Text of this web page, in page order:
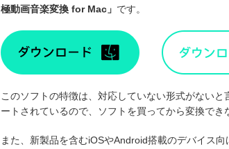
極動画音楽変換 for Mac 」 です。
このソフトの特徴は、対応していない形式がない
ートされているので、ソフトを買ってから変換でき
また、新製品を含むiOSやAndroid搭載のデバイス